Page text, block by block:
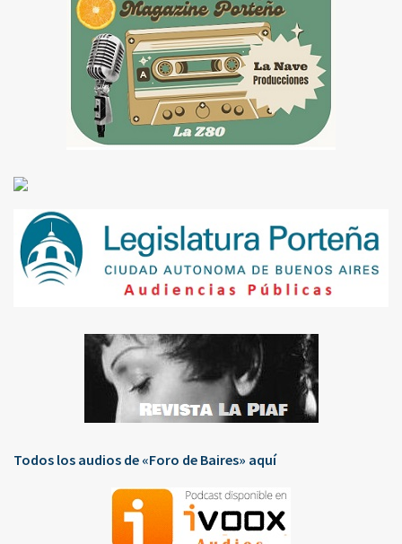
Todos los audios de «Foro de Baires» aquí